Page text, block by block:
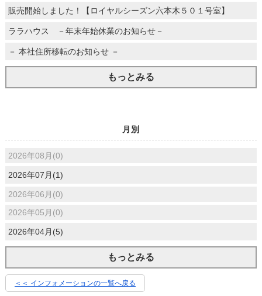
販売開始しました！【ロイヤルシーズン六本木５０１号室】
ララハウス －年末年始休業のお知らせ－
－ 本社住所移転のお知らせ －
もっとみる
月別
2026年08月(0)
2026年07月(1)
2026年06月(0)
2026年05月(0)
2026年04月(5)
もっとみる
＜＜ インフォメーションの一覧へ戻る